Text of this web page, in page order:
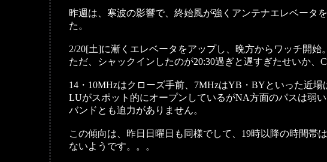
昨週は、寒波の影響で、終始風が強くアンテナエレベータ
た。
2/20[土]に漸くエレベータをアップし、晩方からワッチ開始。
ただ、シャックインしたのが20:30過ぎと遅すぎたせいか、
14・10MHzはクローズ手前、7MHzはYB・BYといった近場
LUがスポット的にオープンしているがNA方面のパスは弱
バンドとも迫力がありません。
この傾向は、昨日日曜日も同様でして、19時以降の時間帯
ないようです。。。